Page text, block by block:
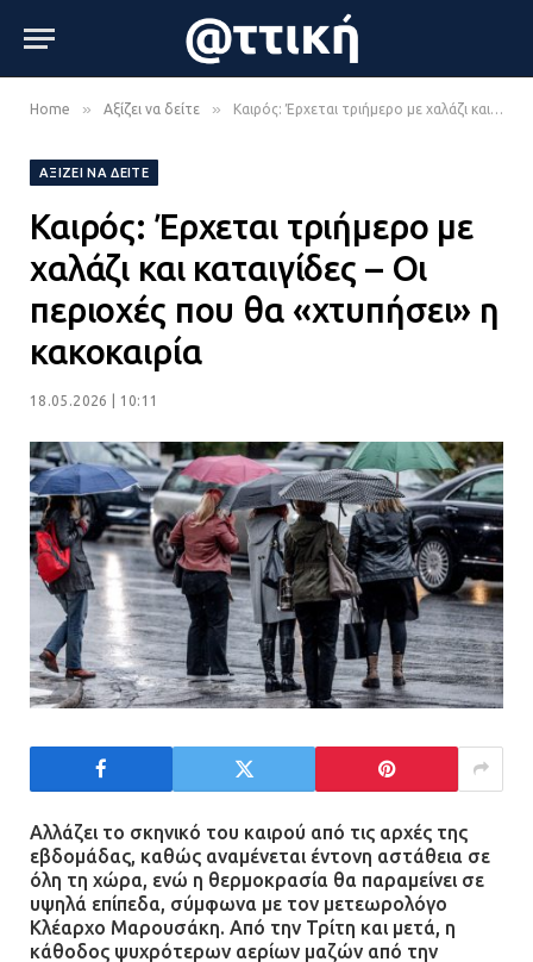
Home » Αξίζει να δείτε » Καιρός: Έρχεται τριήμερο με χαλάζι και καταιγίδες – Οι περιοχές που θα «χτυπήσει» η κακοκαιρία
ΑΞΊΖΕΙ ΝΑ ΔΕΊΤΕ
Καιρός: Έρχεται τριήμερο με
χαλάζι και καταιγίδες – Οι
περιοχές που θα «χτυπήσει» η
κακοκαιρία
18.05.2026 | 10:11
Αλλάζει το σκηνικό του καιρού από τις αρχές της
εβδομάδας, καθώς αναμένεται έντονη αστάθεια σε
όλη τη χώρα, ενώ η θερμοκρασία θα παραμείνει σε
υψηλά επίπεδα, σύμφωνα με τον μετεωρολόγο
Κλέαρχο Μαρουσάκη. Από την Τρίτη και μετά, η
κάθοδος ψυχρότερων αερίων μαζών από την